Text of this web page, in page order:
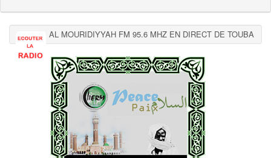
AL MOURIDIYYAH FM 95.6 MHZ EN DIRECT DE TOUBA